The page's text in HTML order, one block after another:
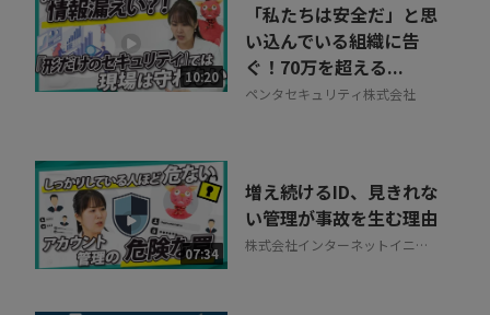
10:20
「私たちは安全だ」と思
い込んでいる組織に告
ぐ！70万を超える...
ペンタセキュリティ株式会社
07:34
増え続けるID、見きれな
い管理が事故を生む理由
株式会社インターネットイニシ